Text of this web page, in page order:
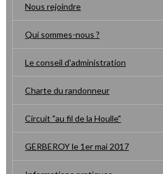
Nous rejoindre
Qui sommes-nous ?
Le conseil d'administration
Charte du randonneur
Circuit "au fil de la Houlle"
GERBEROY le 1er mai 2017